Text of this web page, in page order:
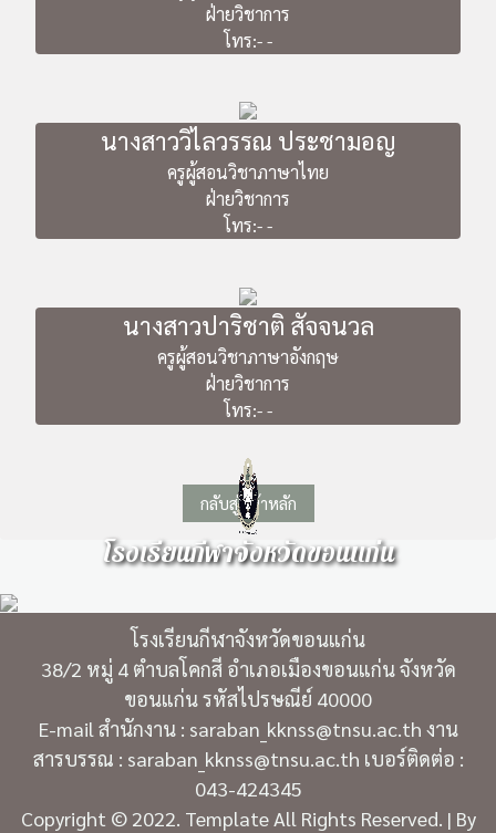
ฝ่ายวิชาการ
โทร:- -
นางสาววิไลวรรณ ประชามอญ
ครูผู้สอนวิชาภาษาไทย
ฝ่ายวิชาการ
โทร:- -
นางสาวปาริชาติ สัจจนวล
ครูผู้สอนวิชาภาษาอังกฤษ
ฝ่ายวิชาการ
โทร:- -
กลับสู่หน้าหลัก
โรงเรียนกีฬาจังหวัดขอนแก่น
โรงเรียนกีฬาจังหวัดขอนแก่น
38/2 หมู่ 4 ตำบลโคกสี อำเภอเมืองขอนแก่น จังหวัด
ขอนแก่น รหัสไปรษณีย์ 40000
E-mail สำนักงาน : saraban_kknss@tnsu.ac.th งาน
สารบรรณ : saraban_kknss@tnsu.ac.th เบอร์ติดต่อ :
043-424345
Copyright © 2022. Template All Rights Reserved. | By